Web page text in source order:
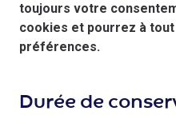
toujours votre
cookies et pourrez à
préférences.
Durée de